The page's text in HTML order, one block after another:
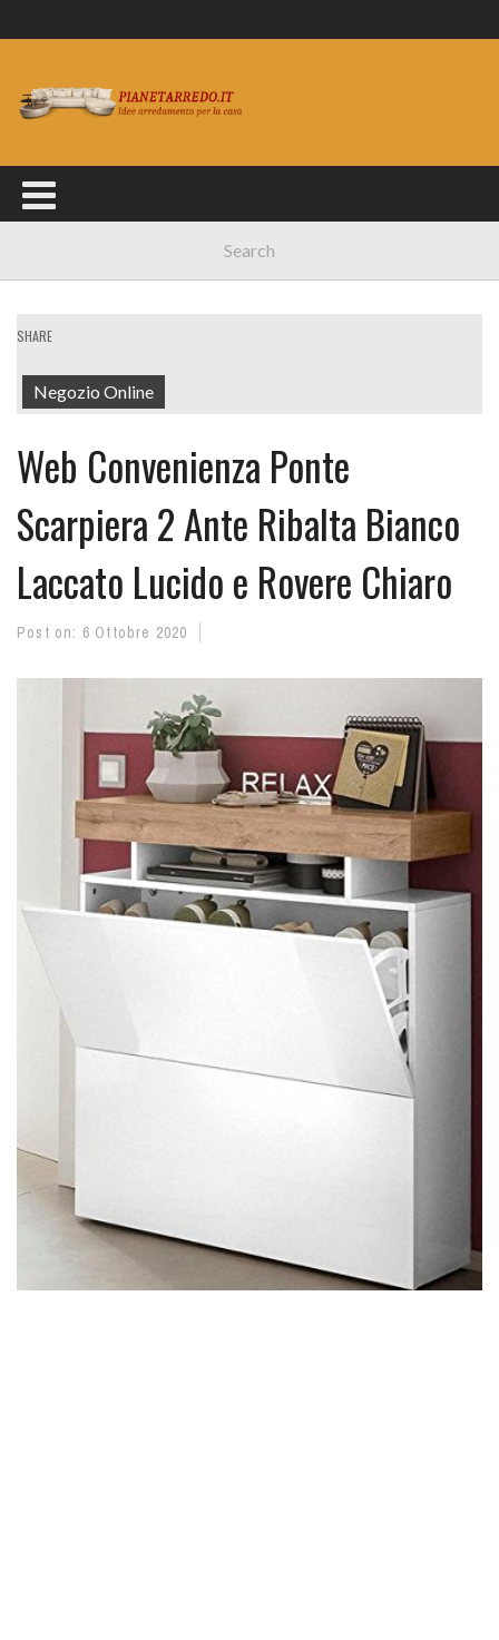
SHARE
Negozio Online
Web Convenienza Ponte
Scarpiera 2 Ante Ribalta Bianco
Laccato Lucido e Rovere Chiaro
Post on: 6 Ottobre 2020